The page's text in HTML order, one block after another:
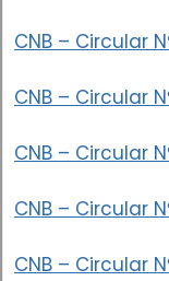
CNB – Circular
CNB – Circular
CNB – Circular
CNB – Circular
CNB – Circular